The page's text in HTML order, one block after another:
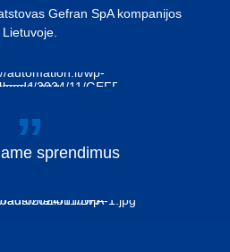
Gefran SpA kompanijos
Lietuvoje.
sprendimus